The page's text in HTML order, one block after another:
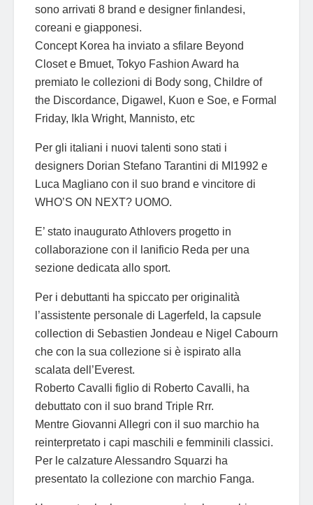
sono arrivati 8 brand e designer finlandesi,
coreani e giapponesi.
Concept Korea ha inviato a sfilare Beyond
Closet e Bmuet, Tokyo Fashion Award ha
premiato le collezioni di Body song, Childre of
the Discordance, Digawel, Kuon e Soe, e Formal
Friday, Ikla Wright, Mannisto, etc
Per gli italiani i nuovi talenti sono stati i
designers Dorian Stefano Tarantini di MI1992 e
Luca Magliano con il suo brand e vincitore di
WHO’S ON NEXT? UOMO.
E’ stato inaugurato Athlovers progetto in
collaborazione con il lanificio Reda per una
sezione dedicata allo sport.
Per i debuttanti ha spiccato per originalità
l’assistente personale di Lagerfeld, la capsule
collection di Sebastien Jondeau e Nigel Cabourn
che con la sua collezione si è ispirato alla
scalata dell’Everest.
Roberto Cavalli figlio di Roberto Cavalli, ha
debuttato con il suo brand Triple Rrr.
Mentre Giovanni Allegri con il suo marchio ha
reinterpretato i capi maschili e femminili classici.
Per le calzature Alessandro Squarzi ha
presentato la collezione con marchio Fanga.